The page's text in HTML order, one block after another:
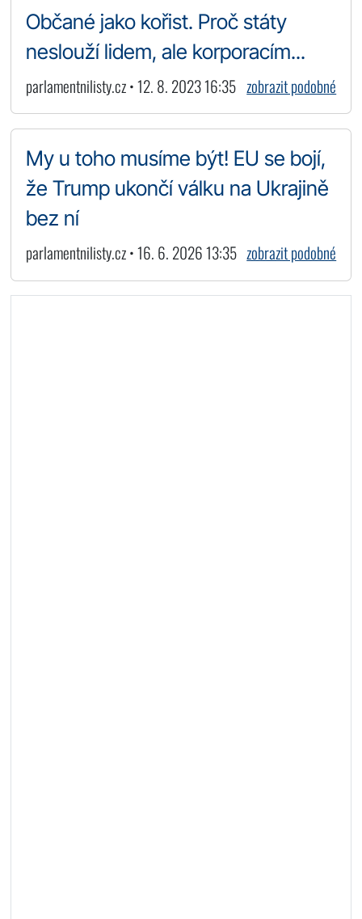
Občané jako kořist. Proč státy
neslouží lidem, ale korporacím...
parlamentnilisty.cz • 12. 8. 2023 16:35 zobrazit podobné
My u toho musíme být! EU se bojí,
že Trump ukončí válku na Ukrajině
bez ní
parlamentnilisty.cz • 16. 6. 2026 13:35 zobrazit podobné